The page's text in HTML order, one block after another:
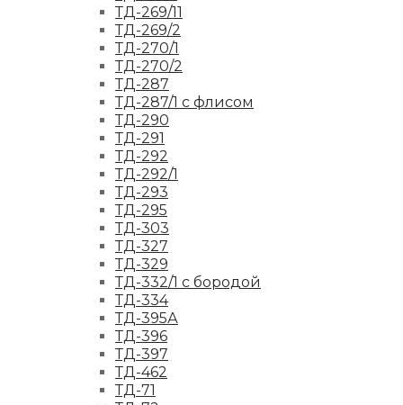
ТД-269/11
ТД-269/2
ТД-270/1
ТД-270/2
ТД-287
ТД-287/1 с флисом
ТД-290
ТД-291
ТД-292
ТД-292/1
ТД-293
ТД-295
ТД-303
ТД-327
ТД-329
ТД-332/1 с бородой
ТД-334
ТД-395А
ТД-396
ТД-397
ТД-462
ТД-71